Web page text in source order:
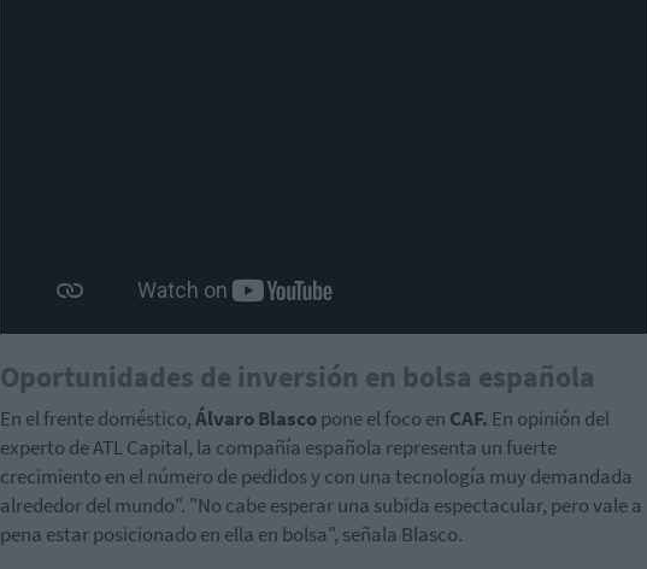
Oportunidades de inversión en bolsa española
En el frente doméstico,Álvaro Blascopone el foco en CAF. En opinión del
experto de ATL Capital, la compañía española representa un fuerte
crecimiento en el número de pedidos y con una tecnología muy demandada
alrededor del mundo". "No cabe esperar una subida espectacular, pero vale a
pena estar posicionado en ella en bolsa", señala Blasco.